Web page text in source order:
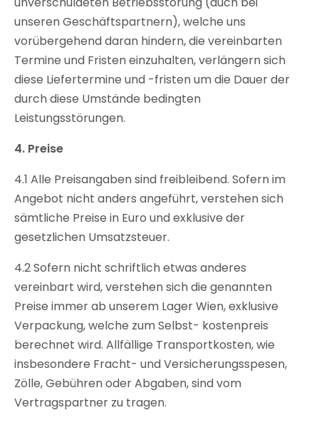
unseren Geschäftspartnern), welche uns
vorübergehend daran hindern, die vereinbarten
Termine und Fristen einzuhalten, verlängern sich
diese Liefertermine und -fristen um die Dauer der
durch diese Umstände bedingten
Leistungsstörungen.
4. Preise
4.1 Alle Preisangaben sind freibleibend. Sofern im
Angebot nicht anders angeführt, verstehen sich
sämtliche Preise in Euro und exklusive der
gesetzlichen Umsatzsteuer.
4.2 Sofern nicht schriftlich etwas anderes
vereinbart wird, verstehen sich die genannten
Preise immer ab unserem Lager Wien, exklusive
Verpackung, welche zum Selbst- kostenpreis
berechnet wird. Allfällige Transportkosten, wie
insbesondere Fracht- und Versicherungsspesen,
Zölle, Gebühren oder Abgaben, sind vom
Vertragspartner zu tragen.